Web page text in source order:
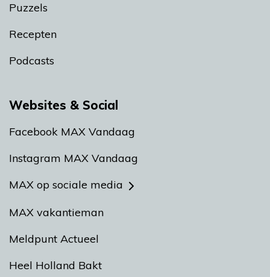
Puzzels
Recepten
Podcasts
Websites & Social
Facebook MAX Vandaag
Instagram MAX Vandaag
MAX op sociale media
MAX vakantieman
Meldpunt Actueel
Heel Holland Bakt